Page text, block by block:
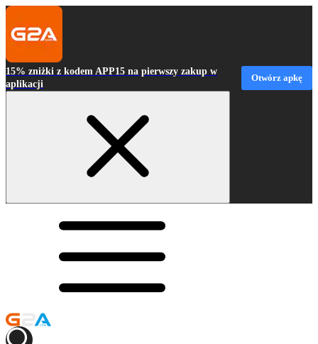
15% zniżki z kodem APP15 na pierwszy zakup w
aplikacji
Otwórz apkę